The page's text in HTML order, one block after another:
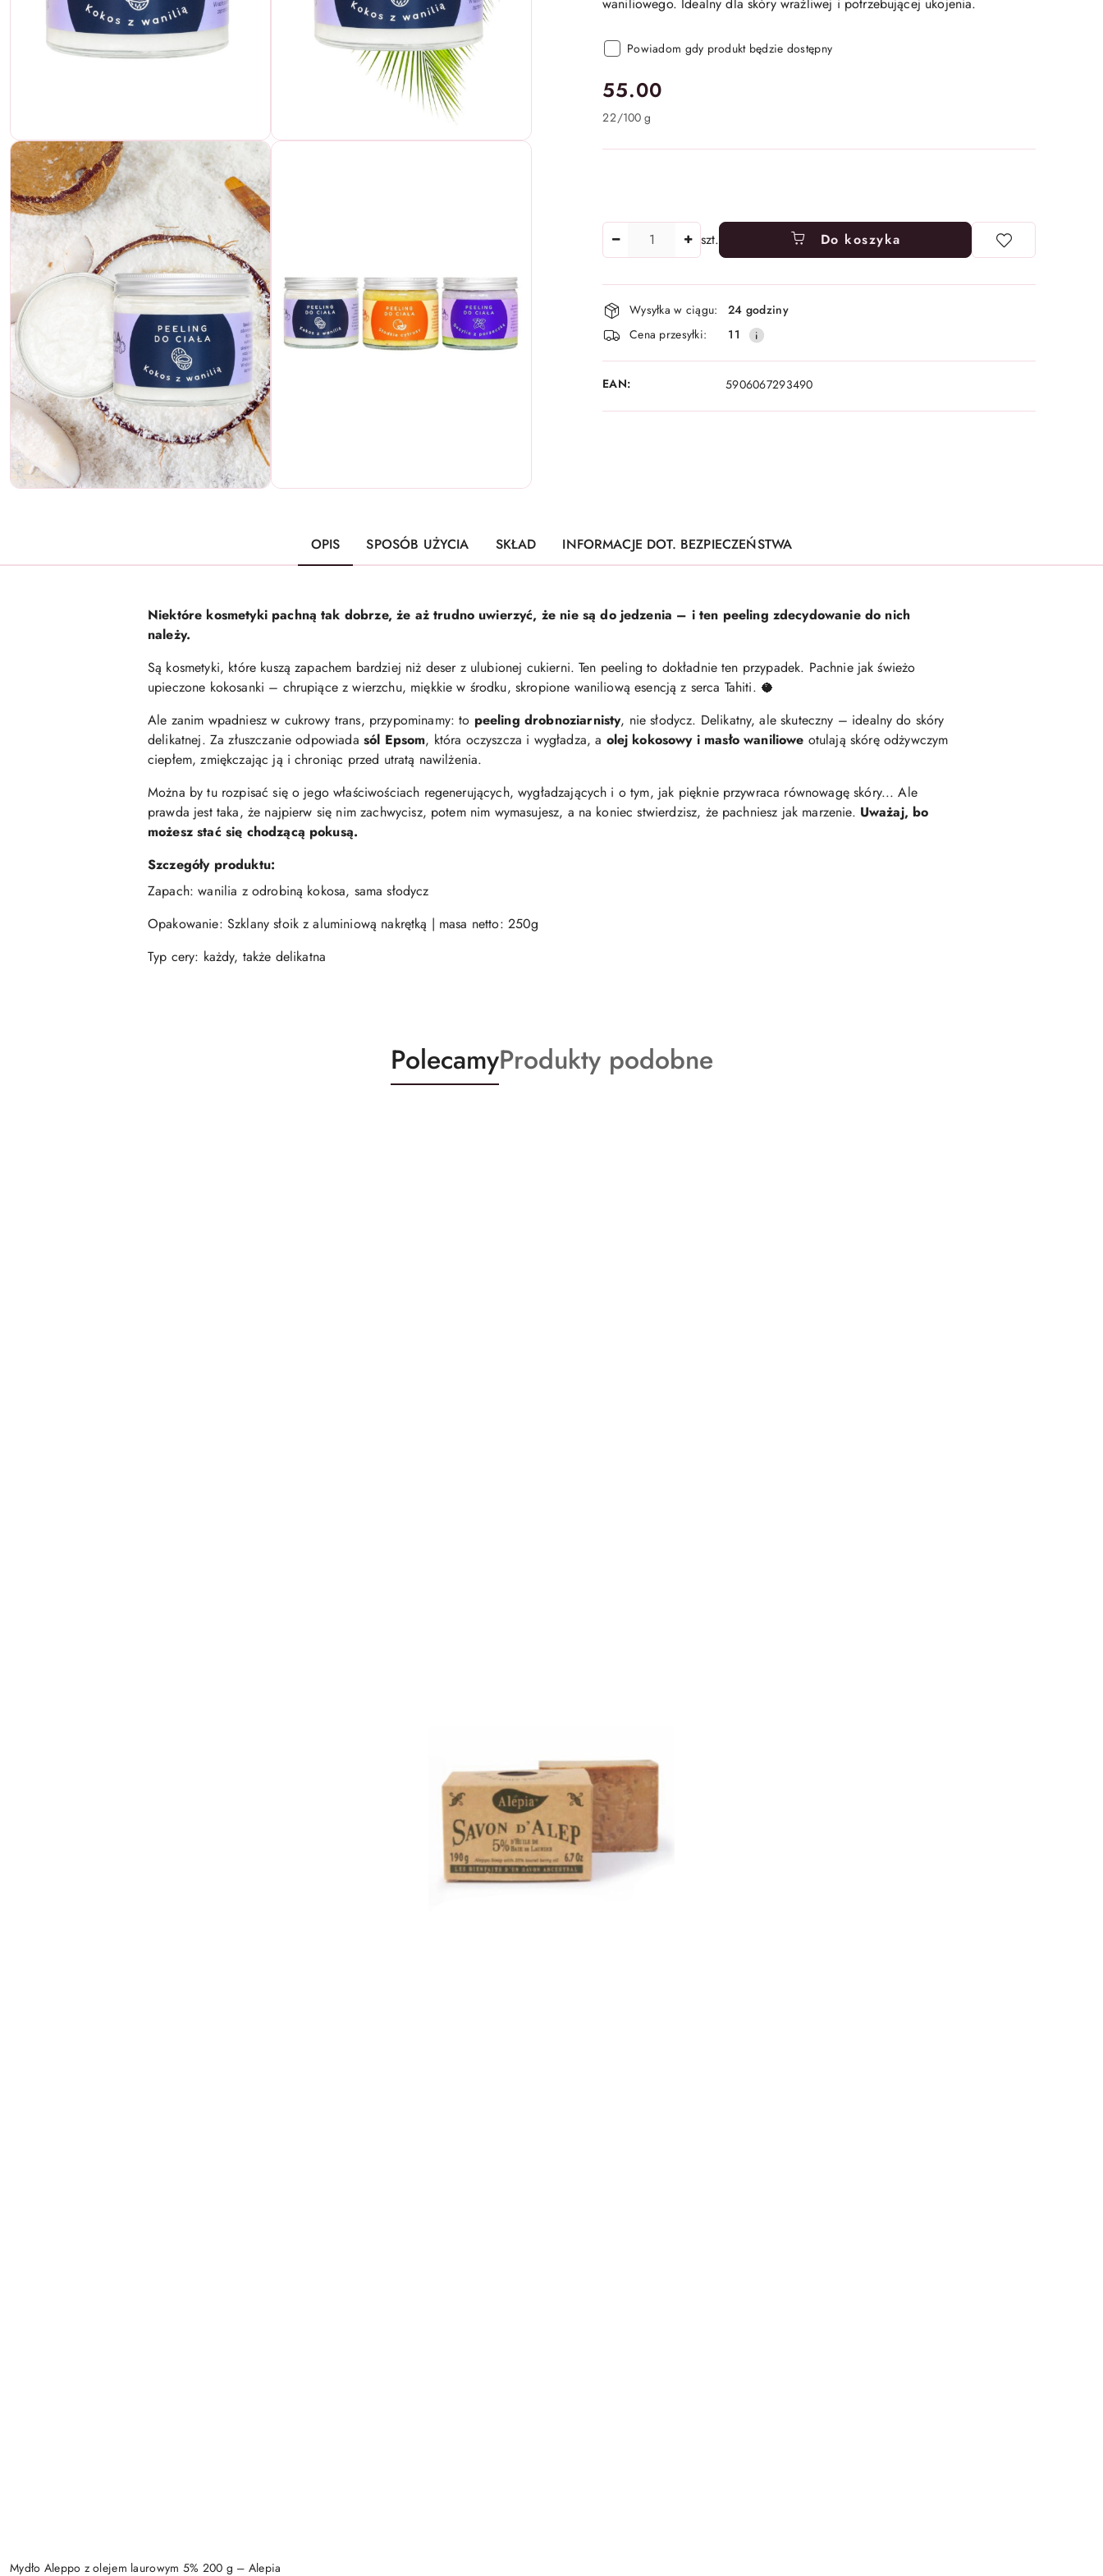
Powiadom gdy produkt będzie dostępny
cena:
55.00
22/100 g
szt. Do koszyka
Dostępność
i
dostawa
Wysyłka w ciągu:
24 godziny
Cena przesyłki:
11
EAN: 5906067293490
OPIS SPOSÓB UŻYCIA SKŁAD INFORMACJE DOT. BEZPIECZEŃSTWA
Niektóre kosmetyki pachną tak dobrze, że aż trudno uwierzyć, że nie są do jedzenia – i ten peeling zdecydowanie do nich
należy.
Są kosmetyki, które kuszą zapachem bardziej niż deser z ulubionej cukierni. Ten peeling to dokładnie ten przypadek. Pachnie jak świeżo
upieczone kokosanki – chrupiące z wierzchu, miękkie w środku, skropione waniliową esencją z serca Tahiti. 🥥
Ale zanim wpadniesz w cukrowy trans, przypominamy: to peeling drobnoziarnisty, nie słodycz. Delikatny, ale skuteczny – idealny do skóry
delikatnej. Za złuszczanie odpowiada sól Epsom, która oczyszcza i wygładza, a olej kokosowy i masło waniliowe otulają skórę odżywczym
ciepłem, zmiękczając ją i chroniąc przed utratą nawilżenia.
Można by tu rozpisać się o jego właściwościach regenerujących, wygładzających i o tym, jak pięknie przywraca równowagę skóry... Ale
prawda jest taka, że najpierw się nim zachwycisz, potem nim wymasujesz, a na koniec stwierdzisz, że pachniesz jak marzenie. Uważaj, bo
możesz stać się chodzącą pokusą.
Szczegóły produktu:
Zapach: wanilia z odrobiną kokosa, sama słodycz
Opakowanie: Szklany słoik z aluminiową nakrętką | masa netto: 250g
Typ cery: każdy, także delikatna
Produkty
o
PolecamyProdukty
o
Produkty podobne
Mydło Aleppo z olejem laurowym 5% 200 g – Alepia